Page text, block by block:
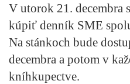
V utorok 21. decembra
kúpiť denník SME
Na stánkoch bude
decembra a potom v
kníhkupectve.